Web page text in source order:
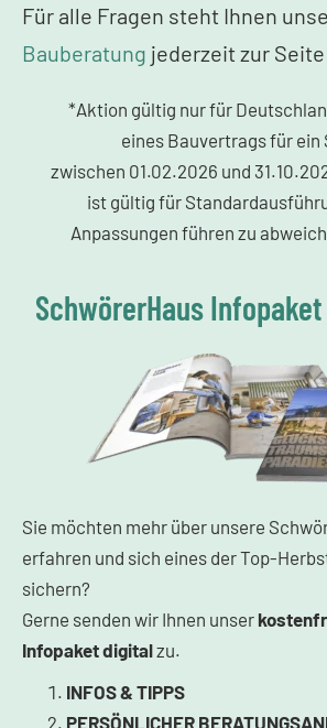
Für alle Fragen steht Ihnen
Bauberatung jederzeit zur
*Aktion gültig nur für
eines Bauvertrags für
zwischen 01.02.2026 und
ist gültig für
Anpassungen führen zu
SchwörerHaus
Sie möchten mehr über unsere
erfahren und sich eines der Top-
sichern?
Gerne senden wir Ihnen unser
Infopaketdigitalzu.
INFOS & TIPPS
PERSÖNLICHER